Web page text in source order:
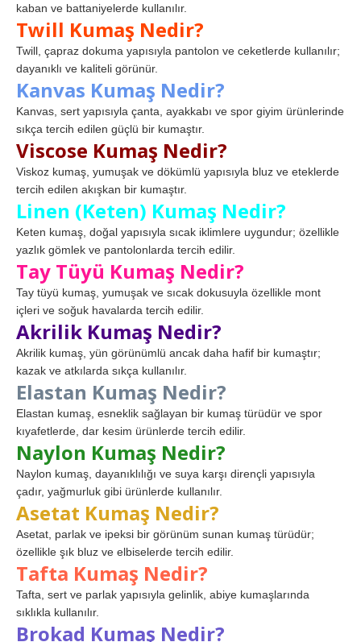
kaban ve battaniyelerde kullanılır.
Twill Kumaş Nedir?
Twill, çapraz dokuma yapısıyla pantolon ve ceketlerde kullanılır;
dayanıklı ve kaliteli görünür.
Kanvas Kumaş Nedir?
Kanvas, sert yapısıyla çanta, ayakkabı ve spor giyim ürünlerinde
sıkça tercih edilen güçlü bir kumaştır.
Viscose Kumaş Nedir?
Viskoz kumaş, yumuşak ve dökümlü yapısıyla bluz ve eteklerde
tercih edilen akışkan bir kumaştır.
Linen (Keten) Kumaş Nedir?
Keten kumaş, doğal yapısıyla sıcak iklimlere uygundur; özellikle
yazlık gömlek ve pantolonlarda tercih edilir.
Tay Tüyü Kumaş Nedir?
Tay tüyü kumaş, yumuşak ve sıcak dokusuyla özellikle mont
içleri ve soğuk havalarda tercih edilir.
Akrilik Kumaş Nedir?
Akrilik kumaş, yün görünümlü ancak daha hafif bir kumaştır;
kazak ve atkılarda sıkça kullanılır.
Elastan Kumaş Nedir?
Elastan kumaş, esneklik sağlayan bir kumaş türüdür ve spor
kıyafetlerde, dar kesim ürünlerde tercih edilir.
Naylon Kumaş Nedir?
Naylon kumaş, dayanıklılığı ve suya karşı dirençli yapısıyla
çadır, yağmurluk gibi ürünlerde kullanılır.
Asetat Kumaş Nedir?
Asetat, parlak ve ipeksi bir görünüm sunan kumaş türüdür;
özellikle şık bluz ve elbiselerde tercih edilir.
Tafta Kumaş Nedir?
Tafta, sert ve parlak yapısıyla gelinlik, abiye kumaşlarında
sıklıkla kullanılır.
Brokad Kumaş Nedir?